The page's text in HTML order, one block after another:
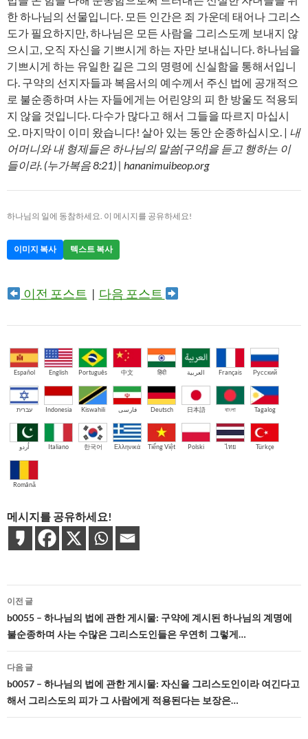
한 하나님의 선물입니다. 모든 인간은 죄 가운데 태어나 그리스
도가 필요하지만, 하나님은 모든 사람을 그리스도께 보내지 않
으시고, 오직 자신을 기쁘시게 하는 자만 보내십니다. 하나님을
기쁘시게 하는 유일한 길은 그의 명령에 신실함을 통해서입니
다. 구약의 선지자들과 복음서의 예수께서 주신 법에 공개적으
로 불순종하며 사는 자들에게는 어린양의 피 한 방울도 적용되
지 않을 것입니다. 다수가 많다고 해서 그들을 따르지 마십시
오. 마지막이 이미 왔습니다! 살아 있는 동안 순종하십시오. | 내
어머니와 내 형제들은 하나님의 말씀[구약]을 듣고 행하는 이
들이라. (누가복음 8:21) | hananimuibeop.org
하나님의 일에 동참하세요. 이 메시지를 공유하세요!
이미지 복사 텍스트 복사
이전 포스트 | 다음 포스트
Español English Português 中文 हिंदी العربية Français Русский
עברית Indonesia Kiswahili فارسی Deutsch 日本語 বাংলা Tagalog
اُردو Italiano 한국어 Ελληνικά Tiếng Việt Polski ไทย Türkçe
Română
메시지를 공유하세요!
글
네
비
게
이
션
이전 글
b0055 – 하나님의 법에 관한 게시물: 구약에 계시된 하나님의 계명에
불순종하며 사는 수많은 그리스도인들은 우연히 그렇게…
다음 글
b0057 – 하나님의 법에 관한 게시물: 자신을 그리스도인이라 여긴다고
해서 그리스도의 피가 그 사람에게 적용된다는 보장은…